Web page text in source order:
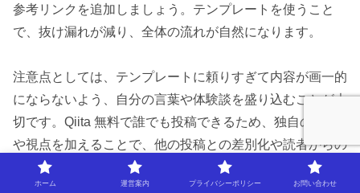
参考リンクを追加しましょう。テンプレートを使うこと
で、抜け漏れが減り、全体の流れが自然になります。
注意点としては、テンプレートに頼りすぎて内容が画一的
にならないよう、自分の言葉や体験談を盛り込むことが大
切です。Qiita 無料で誰でも投稿できるため、独自の工夫
や視点を加えることで、他の投稿との差別化や読者からの
評価アップにつながります。
ホーム 運営案内 プライバシーポリシー お問い合わせ